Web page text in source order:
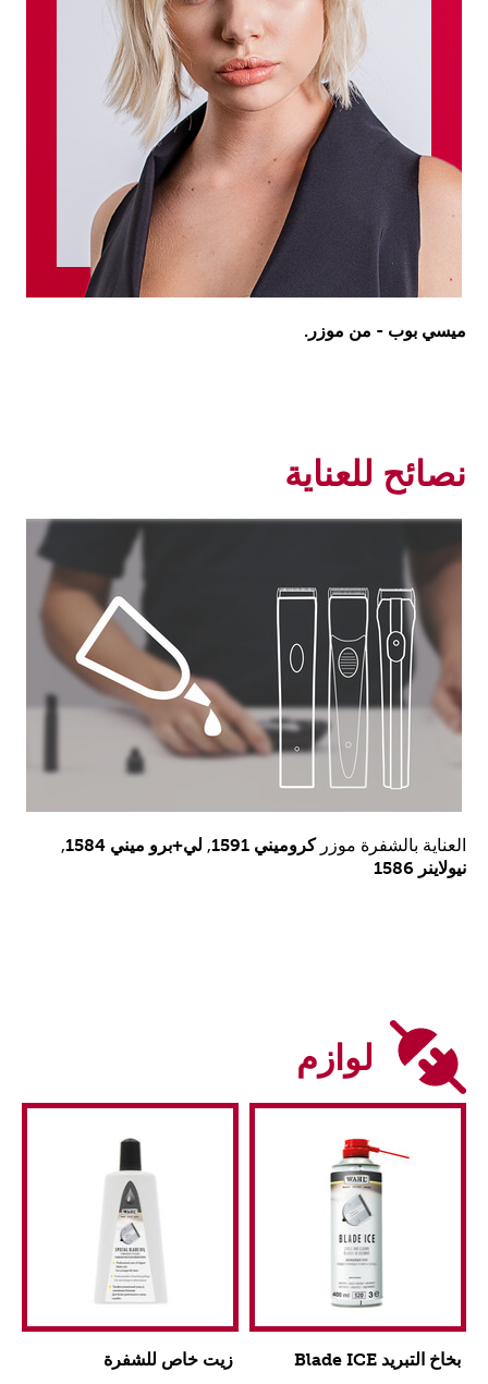
ميسي بوب - من موزر.
نصائح للعناية
العناية بالشفرة موزركروميني 1591 , لي+برو ميني 1584
,
نيولاينر 1586
لوازم
بخاخ التبريد Blade ICE زيت خاص للشفرة